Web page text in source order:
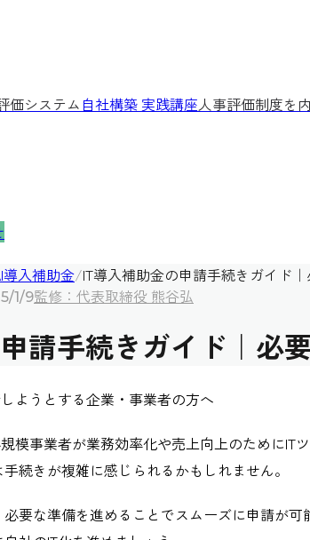
価システム 自社構築 実践講座人事評価制度を
入補助金/IT導入補助金の申請手続きガイド
1/9監修：代表取締役 熊谷弘
請手続きガイド｜必
ようとする企業・事業者の方へ
模事業者が業務効率化や売上向上のために
続きが複雑に感じられるかもしれません。
要な準備を進めることでスムーズに申請が